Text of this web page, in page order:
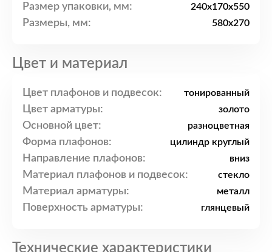
Размер упаковки, мм: 240x170x550
Размеры, мм: 580x270
Цвет и материал
Цвет плафонов и подвесок: тонированный
Цвет арматуры: золото
Основной цвет: разноцветная
Форма плафонов: цилиндр круглый
Направление плафонов: вниз
Материал плафонов и подвесок: стекло
Материал арматуры: металл
Поверхность арматуры: глянцевый
Технические характеристики